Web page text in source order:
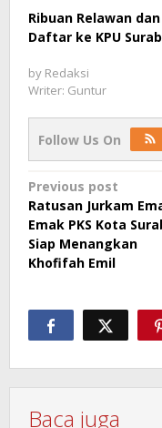
Ribuan Relawan
Daftar ke KPU
by Redaksi
Writer: Guntur
Follow Us On
Post
navigation
Previous post
Ratusan Jurkam
Emak PKS Kota
Siap Menangkan
Khofifah Emil
Baca juga